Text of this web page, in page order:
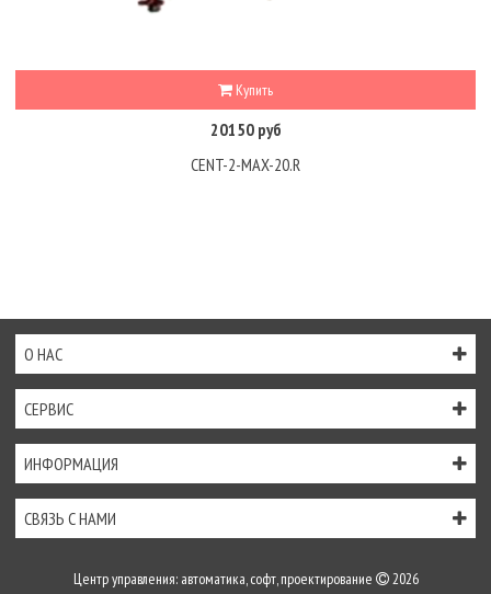
Купить
20150 руб
CENT-2-MAX-20.R
О НАС
СЕРВИС
ИНФОРМАЦИЯ
СВЯЗЬ С НАМИ
Центр управления: автоматика, софт, проектирование 2026